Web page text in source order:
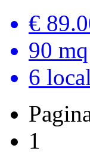
€
90 mq
6
1